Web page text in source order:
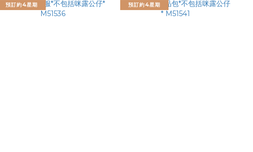
預訂約4星期 預訂約4星期